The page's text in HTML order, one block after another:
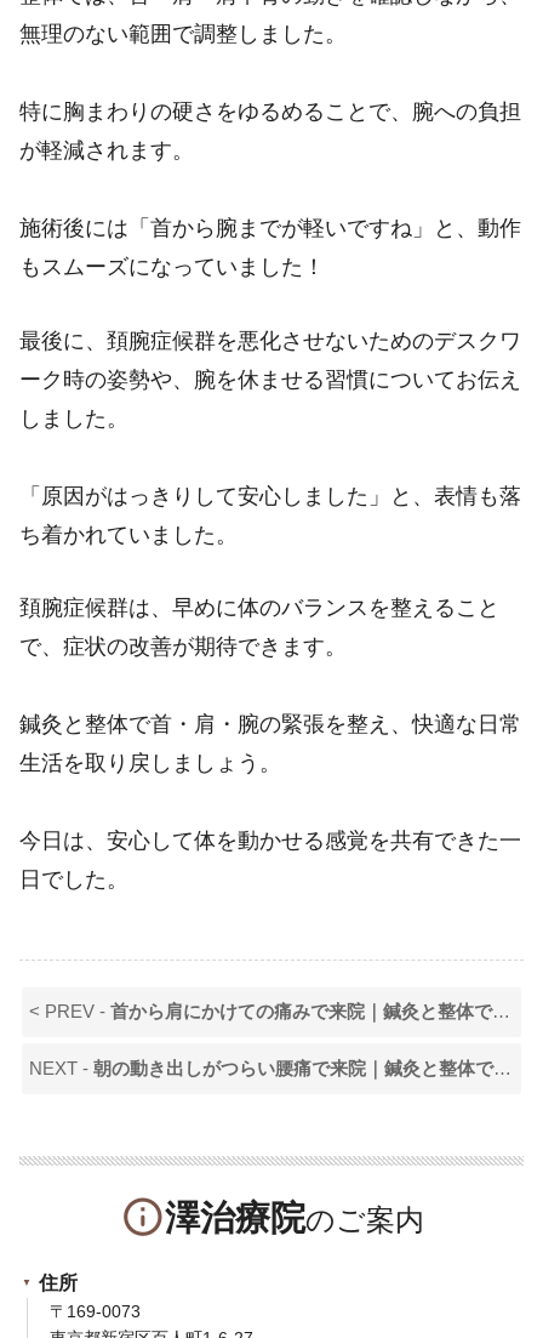
無理のない範囲で調整しました。
特に胸まわりの硬さをゆるめることで、腕への負担
が軽減されます。
施術後には「首から腕までが軽いですね」と、動作
もスムーズになっていました！
最後に、頚腕症候群を悪化させないためのデスクワ
ーク時の姿勢や、腕を休ませる習慣についてお伝え
しました。
「原因がはっきりして安心しました」と、表情も落
ち着かれていました。
頚腕症候群は、早めに体のバランスを整えること
で、症状の改善が期待できます。
鍼灸と整体で首・肩・腕の緊張を整え、快適な日常
生活を取り戻しましょう。
今日は、安心して体を動かせる感覚を共有できた一
日でした。
< PREV -首から肩にかけての痛みで来院｜鍼灸と整体で動かす不安が減った一日
NEXT -朝の動き出しがつらい腰痛で来院｜鍼灸と整体で体の軸を整えた一日
info_outline澤治療院
住所
〒169-0073